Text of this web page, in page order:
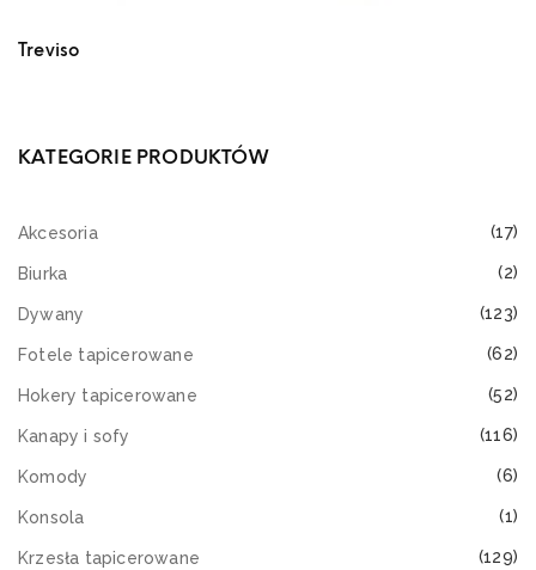
Treviso
KATEGORIE PRODUKTÓW
Akcesoria (17)
Biurka (2)
Dywany (123)
Fotele tapicerowane (62)
Hokery tapicerowane (52)
Kanapy i sofy (116)
Komody (6)
Konsola (1)
Krzesła tapicerowane (129)